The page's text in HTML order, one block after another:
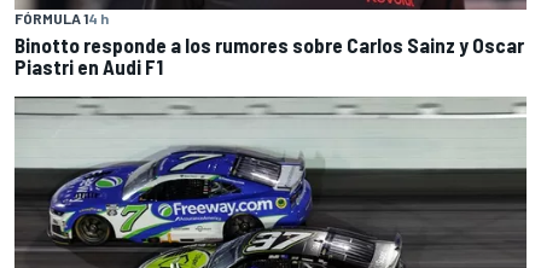
FÓRMULA 14 h
Binotto responde a los rumores sobre Carlos Sainz y Oscar
Piastri en Audi F1